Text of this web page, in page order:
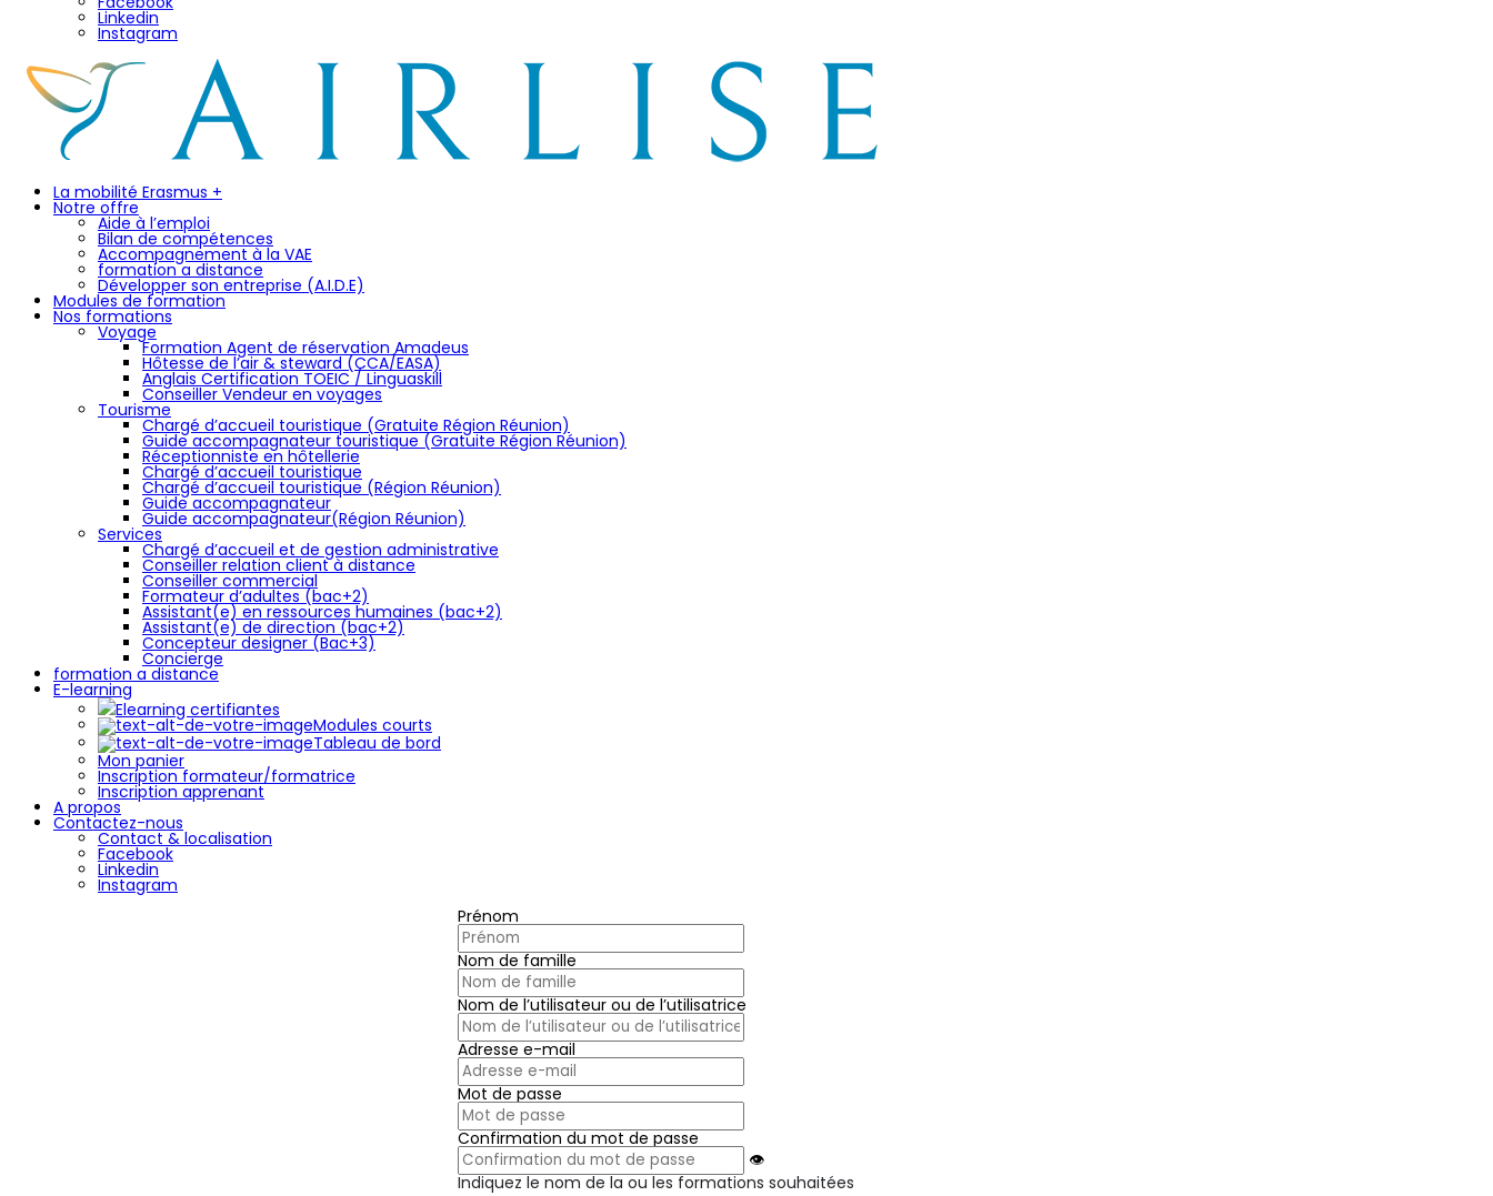
Linkedin
Instagram
La mobilité Erasmus +
Notre offre
Aide à l’emploi
Bilan de compétences
Accompagnement à la VAE
formation a distance
Développer son entreprise (A.I.D.E)
Modules de formation
Nos formations
Voyage
Formation Agent de réservation Amadeus
Hôtesse de l’air & steward (CCA/EASA)
Anglais Certification TOEIC / Linguaskill
Conseiller Vendeur en voyages
Tourisme
Chargé d’accueil touristique (Gratuite Région Réunion)
Guide accompagnateur touristique (Gratuite Région Réunion)
Réceptionniste en hôtellerie
Chargé d’accueil touristique
Chargé d’accueil touristique (Région Réunion)
Guide accompagnateur
Guide accompagnateur(Région Réunion)
Services
Chargé d’accueil et de gestion administrative
Conseiller relation client à distance
Conseiller commercial
Formateur d’adultes (bac+2)
Assistant(e) en ressources humaines (bac+2)
Assistant(e) de direction (bac+2)
Concepteur designer (Bac+3)
Concierge
formation a distance
E-learning
Elearning certifiantes
Modules courts
Tableau de bord
Mon panier
Inscription formateur/formatrice
Inscription apprenant
A propos
Contactez-nous
Contact & localisation
Facebook
Linkedin
Instagram
Prénom
Nom de famille
Nom de l’utilisateur ou de l’utilisatrice
Adresse e-mail
Mot de passe
Confirmation du mot de passe
👁
Indiquez le nom de la ou les formations souhaitées